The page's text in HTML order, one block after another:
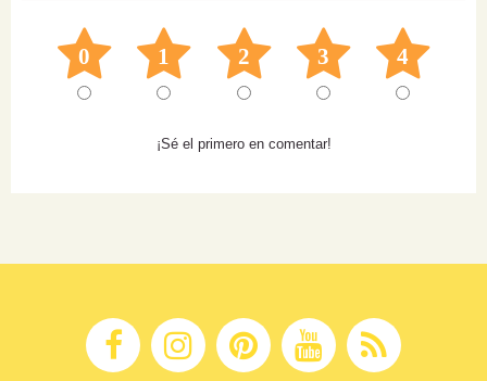
0 1 2 3 4
¡Sé el primero en comentar!